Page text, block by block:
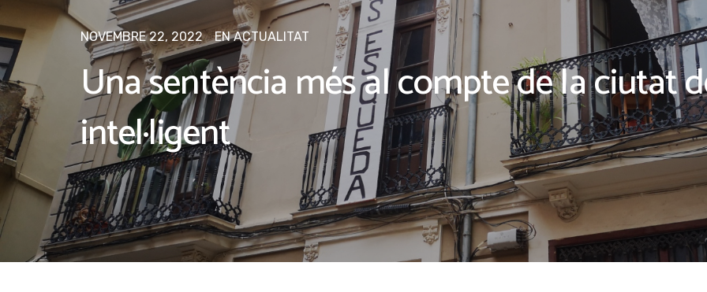
NOVEMBRE 22, 2022 ENACTUALITAT
Una sentència més al compte de la ciutat
intel·ligent